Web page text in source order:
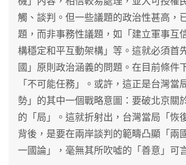
觸、談判。但一些議題的政治性甚高，
題，而非事務性議題，如「建立軍事互
構穩定和平互動架構」等。這就必須首
國」原則政治涵義的問題。在目前條件
「不可能任務」。或許，這正是台灣當
勢」的其中一個戰略意圖：要破北京關
的「局」。這就折射出，台灣當局「恢
背後，是要在兩岸談判的範疇凸顯「兩
一國論」，毫無其所吹噓的「善意」可